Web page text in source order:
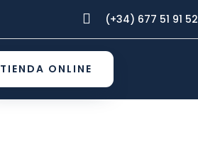
 (+34) 677 51 91 52
TIENDA ONLINE